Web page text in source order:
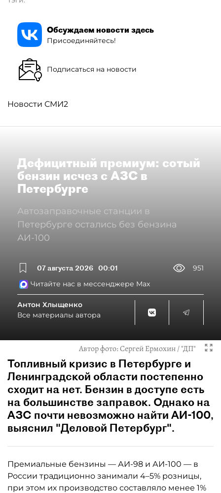
Обсуждаем новости здесь
Присоединяйтесь!
Подписаться на новости
Новости СМИ2
Дефицитный премиум: сотый
бензин исчез с АЗС в
Петербурге
Автозаправочные станции в
Петербурге остались без бензина
АИ-100
07 августа 2026 00:01
951
Читайте нас в мессенджере Max
Антон Хлыщенко
Все материалы автора
Автор фото:Сергей Ермохин / "ДП"
Топливный кризис в Петербурге и
Ленинградской области постепенно
сходит на нет. Бензин в доступе есть
на большинстве заправок. Однако на
АЗС почти невозможно найти АИ-100,
выяснил "Деловой Петербург".
Премиальные бензины — АИ-98 и АИ-100 — в
России традиционно занимали 4–5% розницы,
при этом их производство составляло менее 1%